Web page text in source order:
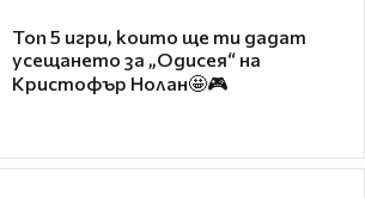
Топ 5 игри, които ще ти дадат
усещането за „Одисея“ на
Кристофър Нолан🤩🎮